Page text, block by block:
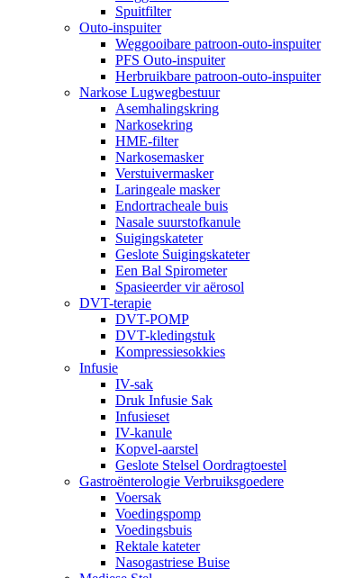
Spuitfilter
Outo-inspuiter
Weggooibare patroon-outo-inspuiter
PFS Outo-inspuiter
Herbruikbare patroon-outo-inspuiter
Narkose Lugwegbestuur
Asemhalingskring
Narkosekring
HME-filter
Narkosemasker
Verstuivermasker
Laringeale masker
Endortracheale buis
Nasale suurstofkanule
Suigingskateter
Geslote Suigingskateter
Een Bal Spirometer
Spasieerder vir aërosol
DVT-terapie
DVT-POMP
DVT-kledingstuk
Kompressiesokkies
Infusie
IV-sak
Druk Infusie Sak
Infusieset
IV-kanule
Kopvel-aarstel
Geslote Stelsel Oordragtoestel
Gastroënterologie Verbruiksgoedere
Voersak
Voedingspomp
Voedingsbuis
Rektale kateter
Nasogastriese Buise